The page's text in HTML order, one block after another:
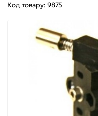
Код товару: 9875